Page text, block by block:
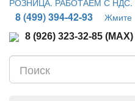
8 (499) 394-42-93 Жмите
8 (926) 323-32-85 (MAX)